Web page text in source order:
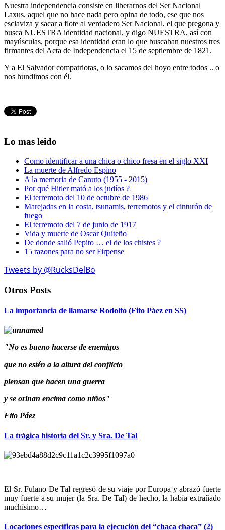
Nuestra independencia consiste en liberarnos del Ser Nacional
Laxus, aquel que no hace nada pero opina de todo, ese que nos
esclaviza y sacar a flote al verdadero Ser Nacional, el que pregona y
busca NUESTRA identidad nacional, y digo NUESTRA, así con
mayúsculas, porque esa identidad eran lo que buscaban nuestros tres
firmantes del Acta de Independencia el 15 de septiembre de 1821.
Y a El Salvador compatriotas, o lo sacamos del hoyo entre todos .. o
nos hundimos con él.
Lo mas leido
Como identificar a una chica o chico fresa en el siglo XXI
La muerte de Alfredo Espino
A la memoria de Canuto (1955 - 2015)
Por qué Hitler mató a los judíos ?
El terremoto del 10 de octubre de 1986
Marejadas en la costa, tsunamis, terremotos y el cinturón de
fuego
El terremoto del 7 de junio de 1917
Vida y muerte de Oscar Quiteño
De donde salió Pepito … el de los chistes ?
15 razones para no ser Firpense
Tweets by @RucksDelBo
Otros Posts
La importancia de llamarse Rodolfo (Fito Páez en SS)
"No es bueno hacerse de enemigos
que no estén a la altura del conflicto
piensan que hacen una guerra
y se orinan encima como niños"
Fito Páez
La trágica historia del Sr. y Sra. De Tal
El Sr. Fulano De Tal regresó de su viaje por Europa y abrazó fuerte
muy fuerte a su mujer (la Sra. De Tal) de hecho, la había extrañado
muchísimo…
Locaciones específicas para la ejecución del “chaca chaca” (2)